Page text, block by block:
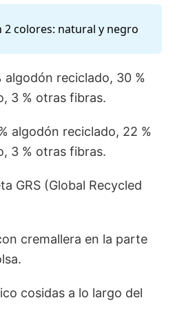
2 colores: natural y negro
algodón reciclado, 30 %
3 % otras fibras.
algodón reciclado, 22 %
3 % otras fibras.
GRS (Global Recycled
cremallera en la parte
cosidas a lo largo del